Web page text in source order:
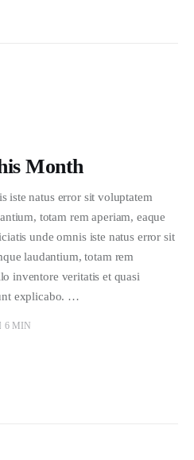
Month
iste natus error sit voluptatem
totam rem aperiam, eaque
unde omnis iste natus error sit
laudantium, totam rem
inventore veritatis et quasi
explicabo. …
6 MIN